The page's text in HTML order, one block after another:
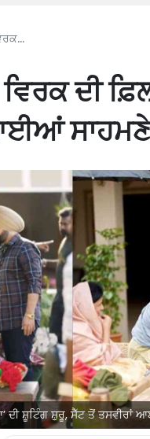
ਦੀ
ਸਾਹਮਣੇ
ਦੀ ਸ਼ੂਟਿੰਗ ਸ਼ੁਰੂ, ਸੈੱਟ ਤੋਂ